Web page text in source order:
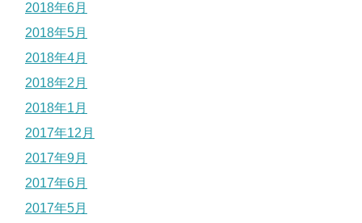
2018年6月
2018年5月
2018年4月
2018年2月
2018年1月
2017年12月
2017年9月
2017年6月
2017年5月